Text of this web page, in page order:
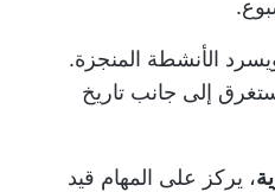
الأنشطة المنجزة.
إلى جانب تاريخ
، يركز على المهام قيد